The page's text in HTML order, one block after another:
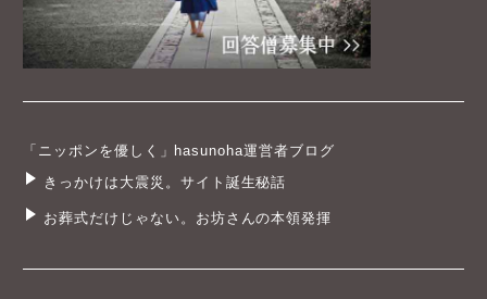
「ニッポンを優しく」hasunoha運営者ブログ
きっかけは大震災。サイト誕生秘話
お葬式だけじゃない。お坊さんの本領発揮